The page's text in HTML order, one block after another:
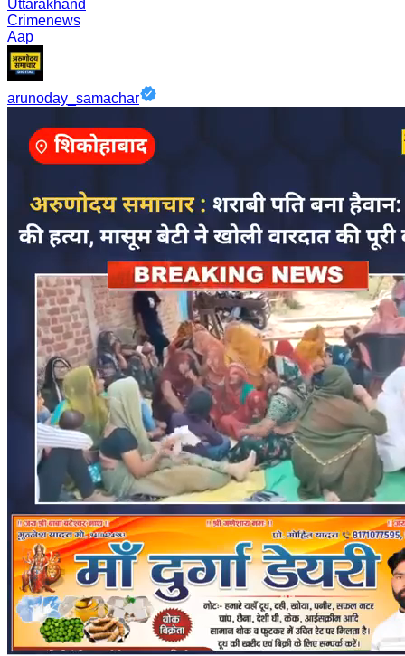
Uttarakhand
Crimenews
Aap
arunoday_samachar